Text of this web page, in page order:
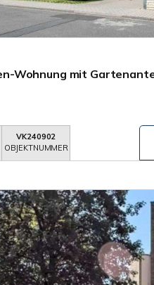
Wohnung mit
VK240902
OBJEKTNUMMER